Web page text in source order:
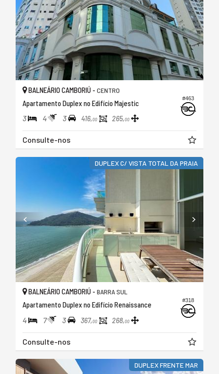
#463
BALNEÁRIO CAMBORIÚ - CENTRO
Apartamento Duplex no Edifício Majestic
3 4 3 416,00 265,00
Consulte-nos
DUPLEX C/ VISTA TOTAL DA PRAIA
#318
BALNEÁRIO CAMBORIÚ - BARRA SUL
Apartamento Duplex no Edifício Renaissance
4 7 3 367,00 268,00
Consulte-nos
DUPLEX FRENTE MAR